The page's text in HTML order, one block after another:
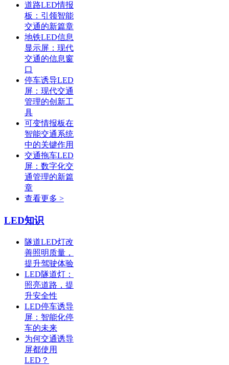
道路LED情报
板：引领智能
交通的新篇章
地铁LED信息
显示屏：现代
交通的信息窗
口
停车诱导LED
屏：现代交通
管理的创新工
具
可变情报板在
智能交通系统
中的关键作用
交通拖车LED
屏：数字化交
通管理的新篇
章
查看更多 >
LED知识
隧道LED灯改
善照明质量，
提升驾驶体验
LED隧道灯：
照亮道路，提
升安全性
LED停车诱导
屏：智能化停
车的未来
为何交通诱导
屏都使用
LED？